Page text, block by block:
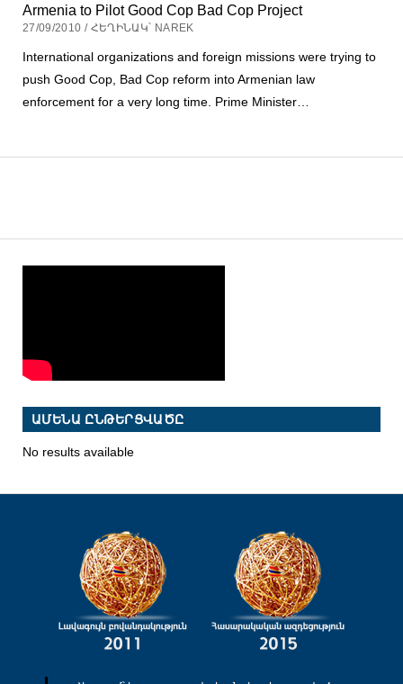
Armenia to Pilot Good Cop Bad Cop Project
27/09/2010 / ՀԵՂԻՆԱԿ՝ NAREK
International organizations and foreign missions were trying to
push Good Cop, Bad Cop reform into Armenian law
enforcement for a very long time. Prime Minister…
ԱՄԵՆԱ ԸՆԹԵՐՑՎԱԾԸ
No results available